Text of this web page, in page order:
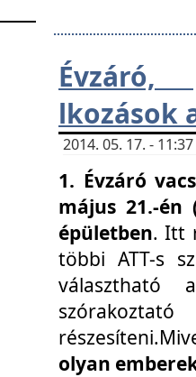
Évzáró,
lkozások
2014. 05. 17. -
1. Évzáró
május 21.-én
épületben. Itt
többi ATT-s
választható
olyan